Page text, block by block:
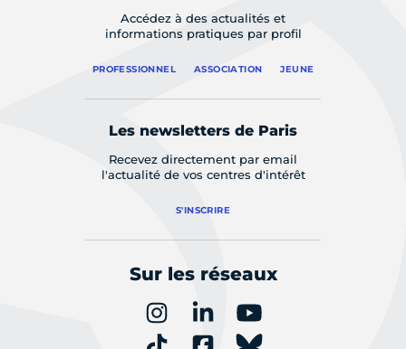
Accédez à des actualités et
informations pratiques par profil
PROFESSIONNEL ASSOCIATION JEUNE
Les newsletters de Paris
Recevez directement par email
l'actualité de vos centres d'intérêt
S'INSCRIRE
Sur les réseaux